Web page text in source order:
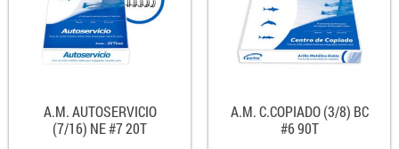
A.M. AUTOSERVICIO
(7/16) NE #7 20T
A.M. C.COPIADO (3/8) BC
#6 90T